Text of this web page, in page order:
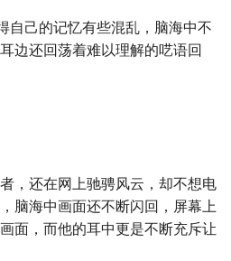
自己的记忆有些混乱，脑海中不
边还回荡着难以理解的呓语回
，还在网上驰骋风云，却不想电
脑海中画面还不断闪回，屏幕上
面，而他的耳中更是不断充斥让